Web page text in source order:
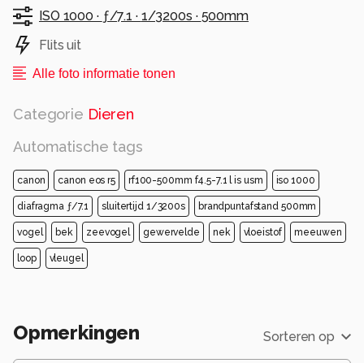
ISO 1000 · ƒ/7.1 · 1/3200s · 500mm
Flits uit
Alle foto informatie tonen
Categorie Dieren
Automatische tags
canon canon eos r5 rf100-500mm f4.5-7.1 l is usm iso 1000
diafragma ƒ/7.1 sluitertijd 1/3200s brandpuntafstand 500mm
vogel bek zeevogel gewervelde nek vloeistof meeuwen
loop vleugel
Opmerkingen Sorteren op